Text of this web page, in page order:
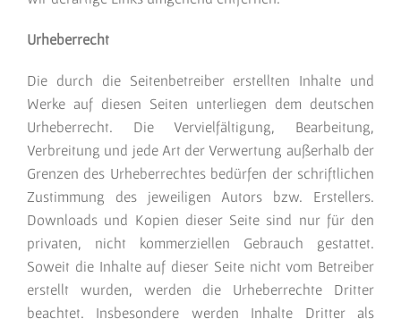
Urheberrecht
Die durch die Seitenbetreiber erstellten Inhalte und
Werke auf diesen Seiten unterliegen dem deutschen
Urheberrecht. Die Vervielfältigung, Bearbeitung,
Verbreitung und jede Art der Verwertung außerhalb der
Grenzen des Urheberrechtes bedürfen der schriftlichen
Zustimmung des jeweiligen Autors bzw. Erstellers.
Downloads und Kopien dieser Seite sind nur für den
privaten, nicht kommerziellen Gebrauch gestattet.
Soweit die Inhalte auf dieser Seite nicht vom Betreiber
erstellt wurden, werden die Urheberrechte Dritter
beachtet. Insbesondere werden Inhalte Dritter als